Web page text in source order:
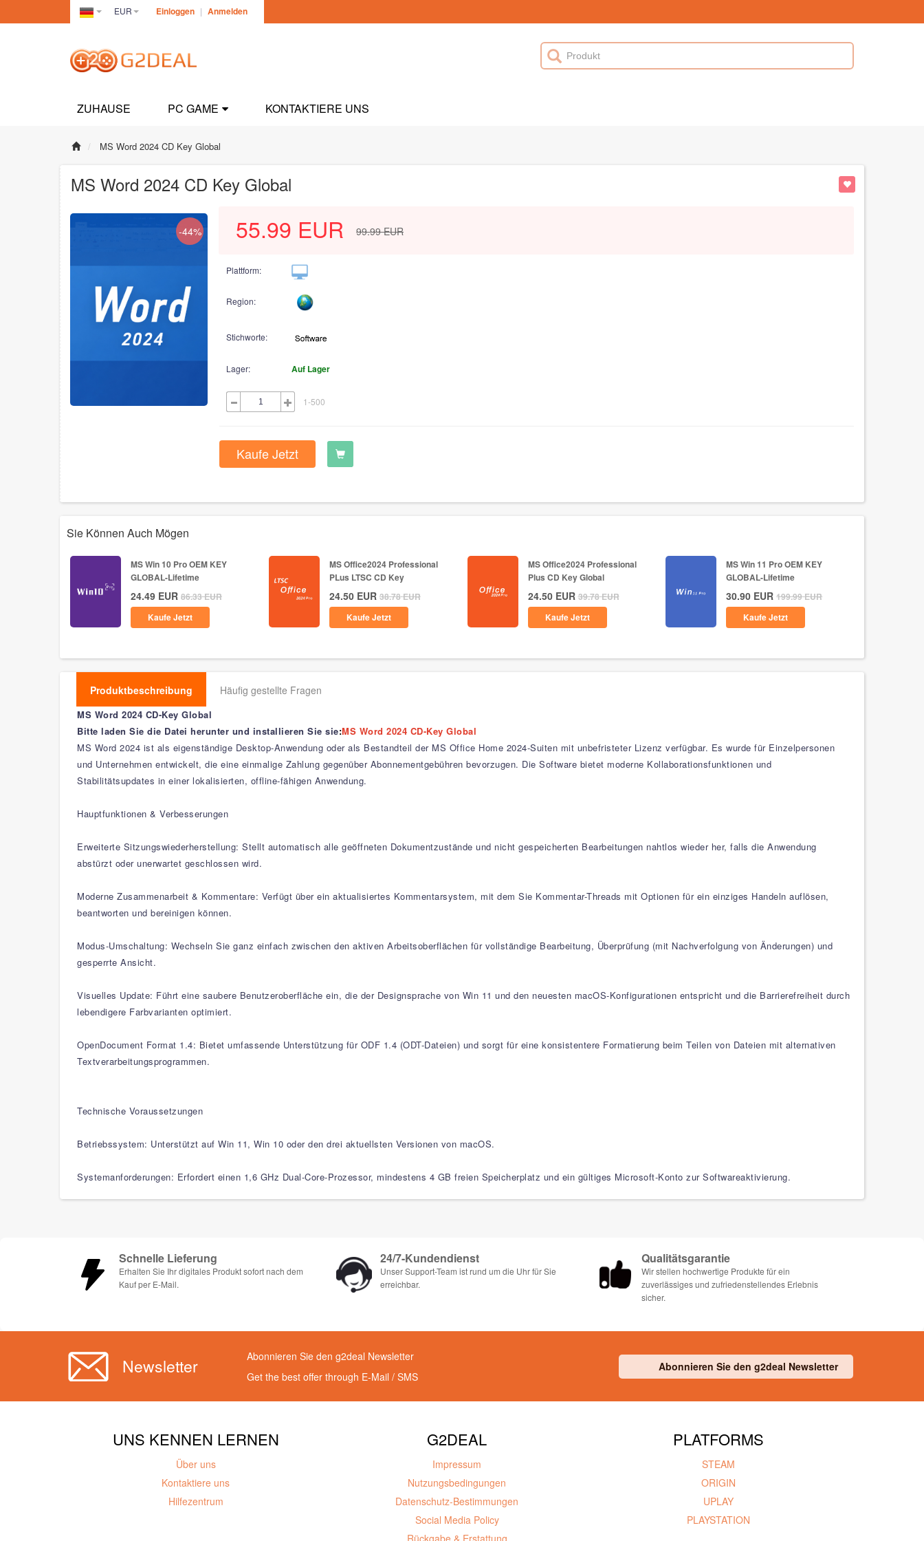
Germany(Deutsch)
EUR Einloggen | Anmelden
ZUHAUSE PC GAME KONTAKTIERE UNS
MS Word 2024 CD Key Global
MS Word 2024 CD Key Global
-44% 55.99 EUR 99.99 EUR
Plattform:
Region:
Stichworte:
Lager: Auf Lager
1-500
Kaufe Jetzt
Sie Können Auch Mögen
MS Win 10 Pro OEM KEY
GLOBAL-Lifetime
24.49 EUR 86.33EUR
Kaufe Jetzt
MS Office2024 Professional
PLus LTSC CD Key
24.50 EUR 38.78EUR
Kaufe Jetzt
MS Office2024 Professional
Plus CD Key Global
24.50 EUR 39.78EUR
Kaufe Jetzt
MS Win 11 Pro OEM KEY
GLOBAL-Lifetime
30.90 EUR 199.99EUR
Kaufe Jetzt
Produktbeschreibung Häufig gestellte Fragen
MS Word 2024 CD-Key Global
Bitte laden Sie die Datei herunter und installieren Sie sie:MS Word 2024 CD-Key Global
MS Word 2024 ist als eigenständige Desktop-Anwendung oder als Bestandteil der MS Office Home 2024-Suiten mit unbefristeter Lizenz verfügbar. Es wurde für Einzelpersonen
und Unternehmen entwickelt, die eine einmalige Zahlung gegenüber Abonnementgebühren bevorzugen. Die Software bietet moderne Kollaborationsfunktionen und
Stabilitätsupdates in einer lokalisierten, offline-fähigen Anwendung.
Hauptfunktionen & Verbesserungen
Erweiterte Sitzungswiederherstellung: Stellt automatisch alle geöffneten Dokumentzustände und nicht gespeicherten Bearbeitungen nahtlos wieder her, falls die Anwendung
abstürzt oder unerwartet geschlossen wird.
Moderne Zusammenarbeit & Kommentare: Verfügt über ein aktualisiertes Kommentarsystem, mit dem Sie Kommentar-Threads mit Optionen für ein einziges Handeln auflösen,
beantworten und bereinigen können.
Modus-Umschaltung: Wechseln Sie ganz einfach zwischen den aktiven Arbeitsoberflächen für vollständige Bearbeitung, Überprüfung (mit Nachverfolgung von Änderungen) und
gesperrte Ansicht.
Visuelles Update: Führt eine saubere Benutzeroberfläche ein, die der Designsprache von Win 11 und den neuesten macOS-Konfigurationen entspricht und die Barrierefreiheit durch
lebendigere Farbvarianten optimiert.
OpenDocument Format 1.4: Bietet umfassende Unterstützung für ODF 1.4 (ODT-Dateien) und sorgt für eine konsistentere Formatierung beim Teilen von Dateien mit alternativen
Textverarbeitungsprogrammen.
Technische Voraussetzungen
Betriebssystem: Unterstützt auf Win 11, Win 10 oder den drei aktuellsten Versionen von macOS.
Systemanforderungen: Erfordert einen 1,6 GHz Dual-Core-Prozessor, mindestens 4 GB freien Speicherplatz und ein gültiges Microsoft-Konto zur Softwareaktivierung.
Schnelle Lieferung
Erhalten Sie Ihr digitales Produkt sofort nach dem
Kauf per E-Mail.
24/7-Kundendienst
Unser Support-Team ist rund um die Uhr für Sie
erreichbar.
Qualitätsgarantie
Wir stellen hochwertige Produkte für ein
zuverlässiges und zufriedenstellendes Erlebnis
sicher.
Newsletter
Abonnieren Sie den g2deal Newsletter
Get the best offer through E-Mail / SMS
Abonnieren Sie den g2deal Newsletter
UNS KENNEN LERNEN
Über uns
Kontaktiere uns
Hilfezentrum
G2DEAL
Impressum
Nutzungsbedingungen
Datenschutz-Bestimmungen
Social Media Policy
Rückgabe & Erstattung
PLATFORMS
STEAM
ORIGIN
UPLAY
PLAYSTATION